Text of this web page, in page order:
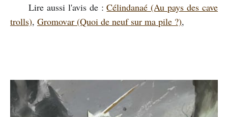
Lire aussi l'avis de :Célindanaé (Au pays des cave
trolls), Gromovar (Quoi de neuf sur ma pile ?),